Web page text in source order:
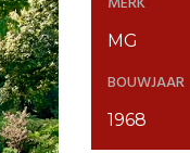
MG
BOUWJAAR
1968